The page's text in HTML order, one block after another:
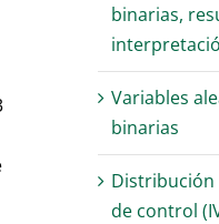
binarias,
Variables
binarias
Distribución
de control